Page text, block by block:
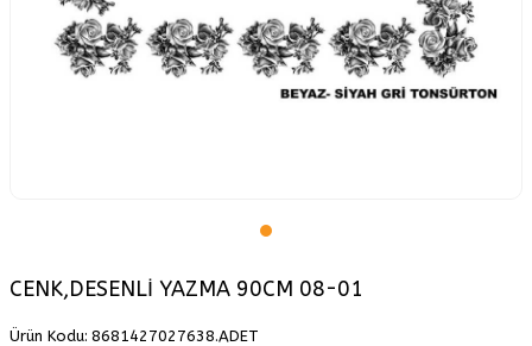
CENK,DESENLİ YAZMA 90CM 08-01
Ürün Kodu: 8681427027638.ADET